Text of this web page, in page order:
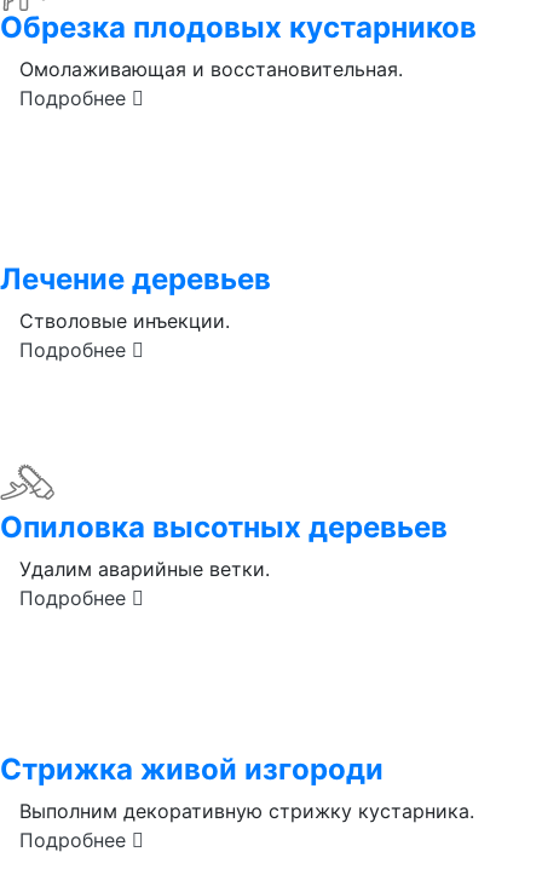
Обрезка плодовых кустарников
Омолаживающая и восстановительная.
Подробнее
Лечение деревьев
Стволовые инъекции.
Подробнее
Опиловка высотных деревьев
Удалим аварийные ветки.
Подробнее
Стрижка живой изгороди
Выполним декоративную стрижку кустарника.
Подробнее